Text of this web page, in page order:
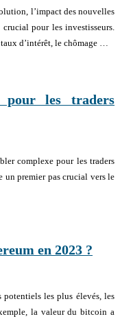
l’impact des nouvelles
pour les investisseurs.
d’intérêt, le chômage …
pour les traders
complexe pour les traders
premier pas crucial vers le
en 2023 ?
les plus élevés, les
la valeur du bitcoin a